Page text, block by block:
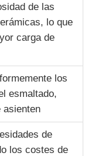
de las
lo que
carga de
los
esmaltado,
asienten
de
los costes de